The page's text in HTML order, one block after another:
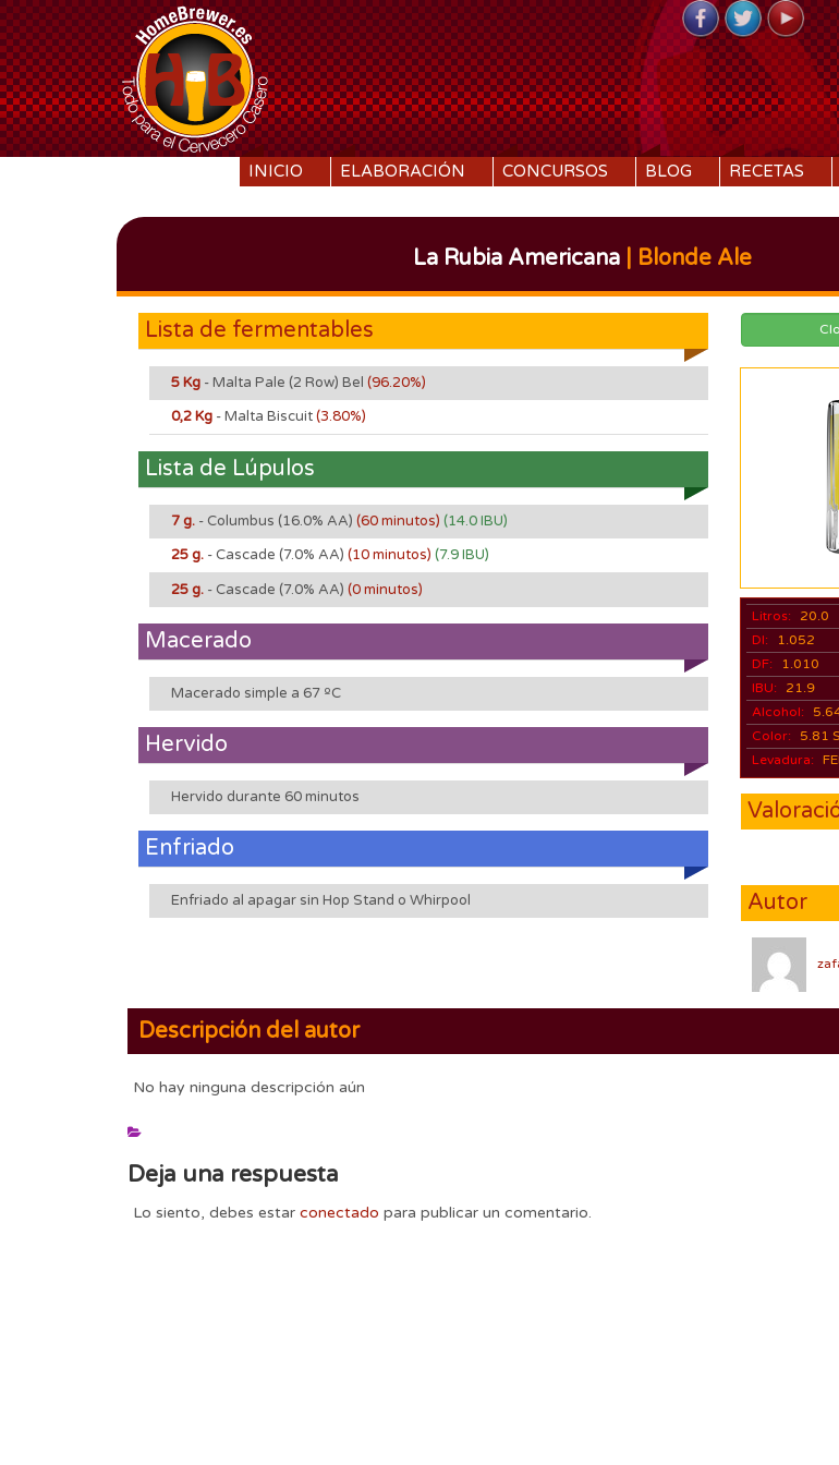
SKIP TO CONTENT
INICIO ELABORACIÓN CONCURSOS BLOG RECETAS
La Rubia Americana | Blonde Ale
Lista de fermentables
5 Kg - Malta Pale (2 Row) Bel (96.20%)
0,2 Kg - Malta Biscuit(3.80%)
Lista de Lúpulos
7 g. - Columbus (16.0% AA) (60 minutos) (14.0 IBU)
25 g. - Cascade (7.0% AA) (10 minutos) (7.9 IBU)
25 g. - Cascade (7.0% AA) (0 minutos)
Macerado
Macerado simple a 67 ºC
Hervido
Hervido durante 60 minutos
Enfriado
Enfriado al apagar sin Hop Stand o Whirpool
Litros:
20.0
DI:
1.052
DF:
1.010
IBU:
21.9
Alcohol:
Color:
5.81
Levadura:
Autor
Descripción del autor
No hay ninguna descripción aún
Deja una respuesta
Lo siento, debes estar conectado para publicar un comentario.